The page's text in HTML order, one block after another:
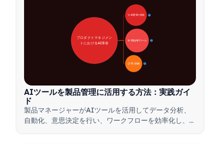
🚀 AI変革の領域 28
🛠️ 実践的AIツール 31
📋 導入戦略 33
プロダクトマネジメン
トにおけるAI革命
AIツールを製品管理に活用する方法：実践ガイ
ド
製品マネージャーがAIツールを活用してデータ分析、
自動化、意思決定を行い、ワークフローを効率化し、製